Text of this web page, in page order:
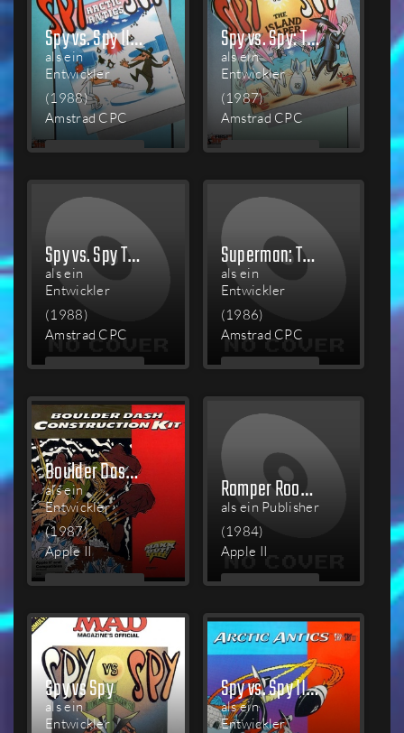
Spy vs. Spy III: Arctic Antics
als ein
Entwickler
(1988)
Amstrad CPC
MEHR
Spy vs. Spy: The Island Caper
als ein
Entwickler
(1987)
Amstrad CPC
MEHR
Spy vs. Spy Trilogy
als ein
Entwickler
(1988)
Amstrad CPC
MEHR
Superman: The Game
als ein
Entwickler
(1986)
Amstrad CPC
MEHR
Boulder Dash: Construction Kit
als ein
Entwickler
(1987)
Apple II
MEHR
Romper Room's I Love My Alphabet
als ein Publisher
(1984)
Apple II
MEHR
Spy vs Spy
als ein
Entwickler
Spy vs. Spy III: Arctic Antics
als ein
Entwickler